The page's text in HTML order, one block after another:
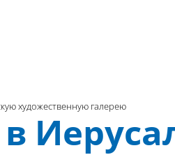
художественную галерею